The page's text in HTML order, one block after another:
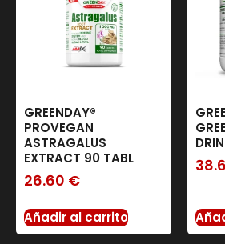
GREENDAY®
PROVEGAN
ASTRAGALUS
EXTRACT 90 TABL
26.60 €
Añadir al carrito